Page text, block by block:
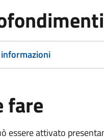
fare
essere attivato